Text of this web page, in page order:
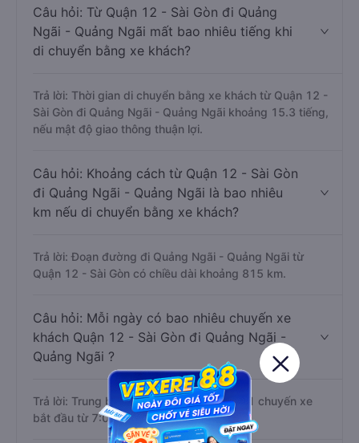
Câu hỏi: Từ Quận 12 - Sài Gòn đi Quảng
Ngãi - Quảng Ngãi mất bao nhiêu tiếng khi
di chuyển bằng xe khách?
Trả lời: Thời gian di chuyển bằng xe khách từ Quận 12 -
Sài Gòn đi Quảng Ngãi - Quảng Ngãi khoảng 15.3 tiếng,
nếu mật độ giao thông thuận lợi.
Câu hỏi: Khoảng cách từ Quận 12 - Sài Gòn
đi Quảng Ngãi - Quảng Ngãi là bao nhiêu
km nếu di chuyển bằng xe khách?
Trả lời: Đoạn đường đi Quảng Ngãi - Quảng Ngãi từ
Quận 12 - Sài Gòn có chiều dài khoảng 815 km.
Câu hỏi: Mỗi ngày có bao nhiêu chuyến xe
khách Quận 12 - Sài Gòn đi Quảng Ngãi -
Quảng Ngãi ?
Trả lời: Trung bình mỗi ngày có khoảng 71 chuyến xe
bắt đầu từ 7:00 đến 22:15.